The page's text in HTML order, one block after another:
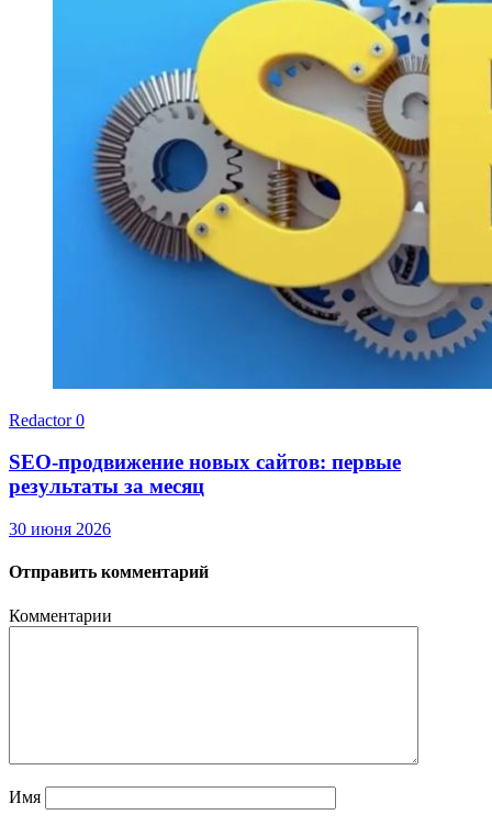
Redactor0
SEO-продвижение новых сайтов: первые
результаты за месяц
30 июня 2026
Отправить комментарий
Комментарии
Имя